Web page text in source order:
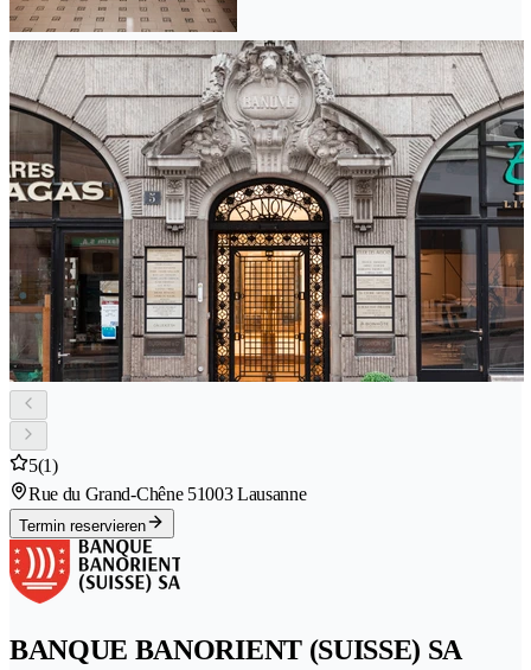
5(1)
Rue du Grand-Chêne 51003 Lausanne
Termin reservieren
BANQUE BANORIENT (SUISSE) SA